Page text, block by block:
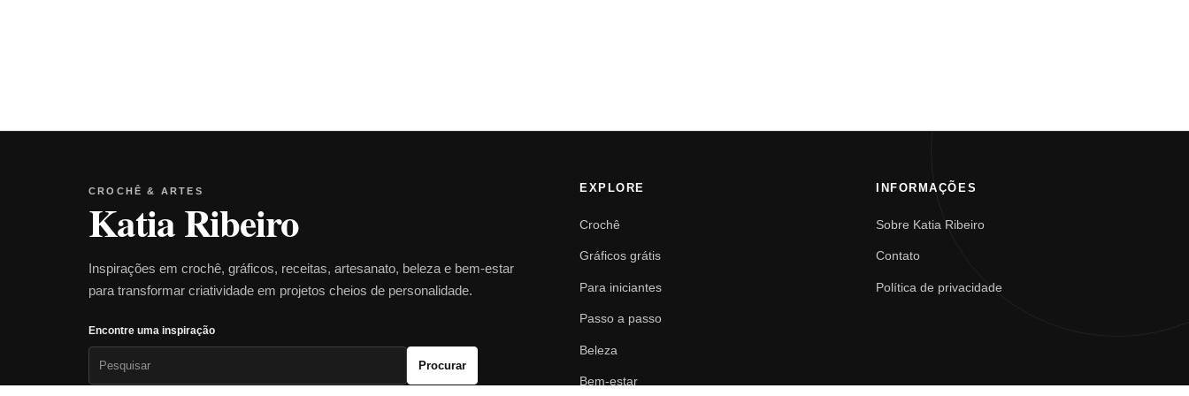
CROCHÊ & ARTES
Katia Ribeiro
Inspirações em crochê, gráficos, receitas, artesanato, beleza e bem-estar
para transformar criatividade em projetos cheios de personalidade.
Encontre uma inspiração
Procurar
EXPLORE
Crochê
Gráficos grátis
Para iniciantes
Passo a passo
Beleza
Bem-estar
INFORMAÇÕES
Sobre Katia Ribeiro
Contato
Política de privacidade